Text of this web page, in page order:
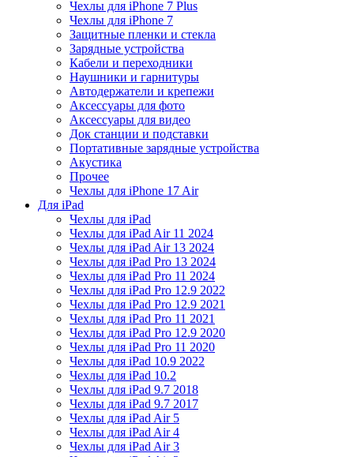
Чехлы для iPhone 7 Plus
Чехлы для iPhone 7
Защитные пленки и стекла
Зарядные устройства
Кабели и переходники
Наушники и гарнитуры
Автодержатели и крепежи
Аксессуары для фото
Аксессуары для видео
Док станции и подставки
Портативные зарядные устройства
Акустика
Прочее
Чехлы для iPhone 17 Air
Для iPad
Чехлы для iPad
Чехлы для iPad Air 11 2024
Чехлы для iPad Air 13 2024
Чехлы для iPad Pro 13 2024
Чехлы для iPad Pro 11 2024
Чехлы для iPad Pro 12.9 2022
Чехлы для iPad Pro 12.9 2021
Чехлы для iPad Pro 11 2021
Чехлы для iPad Pro 12.9 2020
Чехлы для iPad Pro 11 2020
Чехлы для iPad 10.9 2022
Чехлы для iPad 10.2
Чехлы для iPad 9.7 2018
Чехлы для iPad 9.7 2017
Чехлы для iPad Air 5
Чехлы для iPad Air 4
Чехлы для iPad Air 3